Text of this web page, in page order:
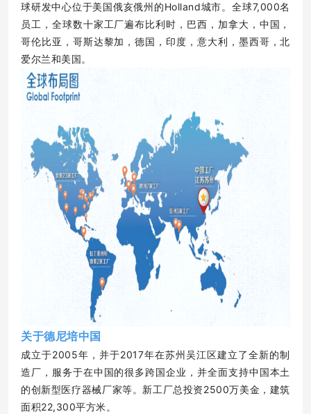
球研发中心位于美国俄亥俄州的Holland城市。全球7,000名
员工，全球数十家工厂遍布比利时，巴西，加拿大，中国，
哥伦比亚，哥斯达黎加，德国，印度，意大利，墨西哥，北
爱尔兰和美国。
关于德尼培中国
成立于2005年，并于2017年在苏州吴江区建立了全新的制
造厂，服务于在中国的很多跨国企业，并全面支持中国本土
的创新型医疗器械厂家等。新工厂总投资2500万美金，建筑
面积22,300平方米。